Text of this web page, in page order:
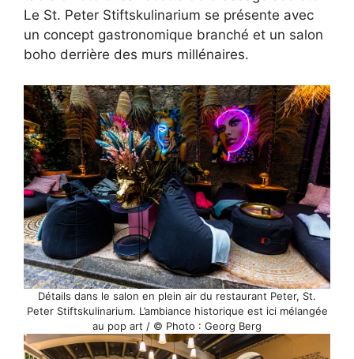
Le St. Peter Stiftskulinarium se présente avec
un concept gastronomique branché et un salon
boho derrière des murs millénaires.
Détails dans le salon en plein air du restaurant Peter, St.
Peter Stiftskulinarium. L’ambiance historique est ici mélangée
au pop art / © Photo : Georg Berg